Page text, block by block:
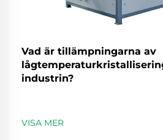
Vad är tillämpningarna av
industrin?
VISA MER